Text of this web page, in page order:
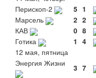
Перископ-2
5 1
Марсель
2 2
КАВ
0 8
Готика
1 4
12 мая, пятница
Энергия Жизни
3 7